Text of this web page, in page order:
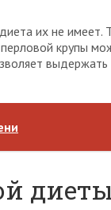
их не
крупы